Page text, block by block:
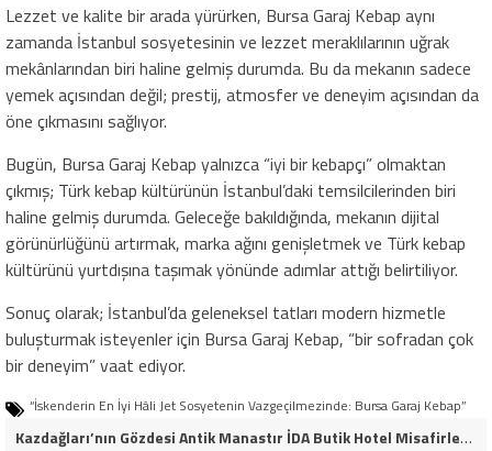
Lezzet ve kalite bir arada yürürken, Bursa Garaj Kebap aynı
zamanda İstanbul sosyetesinin ve lezzet meraklılarının uğrak
mekânlarından biri haline gelmiş durumda. Bu da mekanın sadece
yemek açısından değil; prestij, atmosfer ve deneyim açısından da
öne çıkmasını sağlıyor.
Bugün, Bursa Garaj Kebap yalnızca “iyi bir kebapçı” olmaktan
çıkmış; Türk kebap kültürünün İstanbul’daki temsilcilerinden biri
haline gelmiş durumda. Geleceğe bakıldığında, mekanın dijital
görünürlüğünü artırmak, marka ağını genişletmek ve Türk kebap
kültürünü yurtdışına taşımak yönünde adımlar attığı belirtiliyor.
Sonuç olarak; İstanbul’da geleneksel tatları modern hizmetle
buluşturmak isteyenler için Bursa Garaj Kebap, “bir sofradan çok
bir deneyim” vaat ediyor.
“İskenderin En İyi Hâli Jet Sosyetenin Vazgeçilmezinde: Bursa Garaj Kebap”
Kazdağları’nın Gözdesi Antik Manastır İDA Butik Hotel Misafirlerinden Tam Not Alıyor